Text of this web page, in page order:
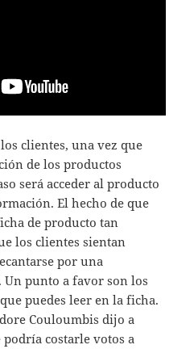
clientes, una vez que
de los productos
será acceder al producto
El hecho de que
de producto tan
los clientes sientan
por una
Un punto a favor son los
puedes leer en la ficha.
Couloumbis dijo a
costarle votos a